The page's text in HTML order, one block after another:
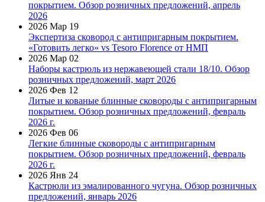
покрытием. Обзор розничных предложений, апрель
2026
2026 Мар 19
Экспертиза сковород с антипригарным покрытием.
«Готовить легко» vs Tesoro Florence от НМП
2026 Мар 02
Наборы кастрюль из нержавеющей стали 18/10. Обзор
розничных предложений, март 2026
2026 Фев 12
Литые и кованые блинные сковороды с антипригарным
покрытием. Обзор розничных предложений, февраль
2026 г.
2026 Фев 06
Легкие блинные сковороды с антипригарным
покрытием. Обзор розничных предложений, февраль
2026 г.
2026 Янв 24
Кастрюли из эмалированного чугуна. Обзор розничных
предложений, январь 2026